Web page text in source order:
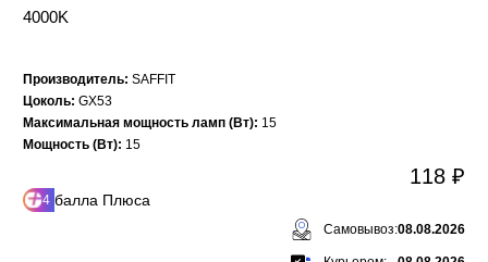
4000K
Производитель: SAFFIT
Цоколь: GX53
Максимальная мощность ламп (Вт): 15
Мощность (Вт): 15
4 балла Плюса
118 ₽
Самовывоз:08.08.2026